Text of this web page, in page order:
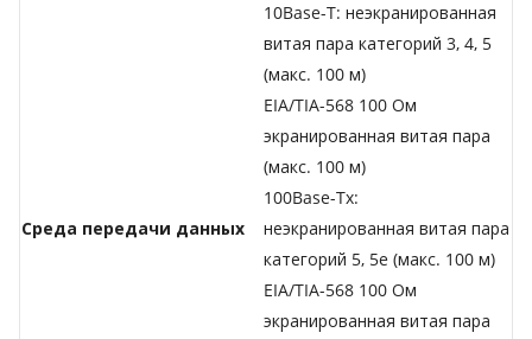
Среда передачи данных
10Base-T: неэкранированная
витая пара категорий 3, 4, 5
(макс. 100 м)
EIA/TIA-568 100 Ом
экранированная витая пара
(макс. 100 м)
100Base-Tx:
неэкранированная витая пара
категорий 5, 5e (макс. 100 м)
EIA/TIA-568 100 Ом
экранированная витая пара